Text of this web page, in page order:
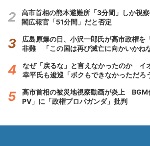
高市首相の熊本避難所「3分間」しか視
閣広報官「51分間」だと否定
広島原爆の日、小沢一郎氏が高市政権を
非難 「この国は再び滅亡に向かいかね
なぜ「戻るな」と言えなかったのか イ
幸平氏も逡巡「ボクもできなかっただろ
高市首相の被災地視察動画が炎上 BGM
PV」に「政権プロパガンダ」批判